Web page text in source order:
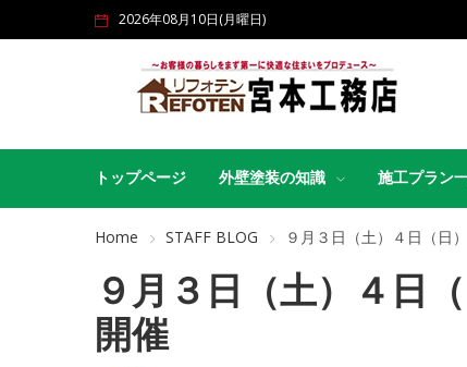
2026年08月10日(月曜日)
トップページ 外壁塗装の知識 施工プラン
Home STAFF BLOG ９月３日（土）４日（日
９月３日（土）４日
開催